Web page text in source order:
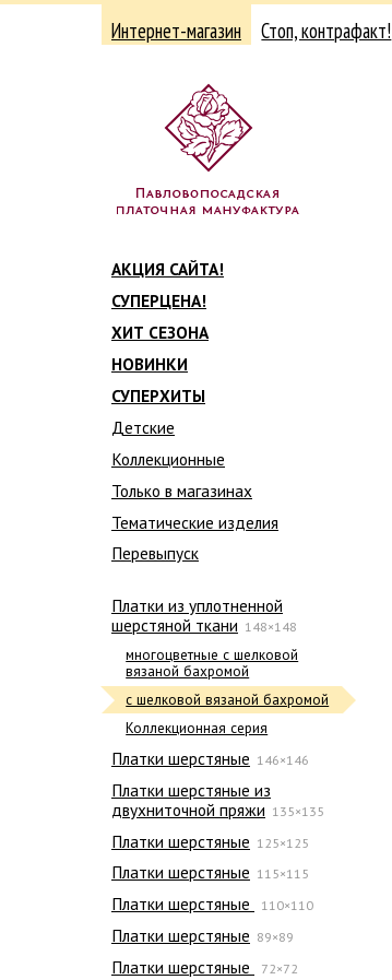
Интернет-магазин Стоп, контрафакт!
АКЦИЯ САЙТА!
СУПЕРЦЕНА!
ХИТ СЕЗОНА
НОВИНКИ
СУПЕРХИТЫ
Детские
Коллекционные
Только в магазинах
Тематические изделия
Перевыпуск
Платки из уплотненной
шерстяной ткани 148×148
многоцветные с шелковой
вязаной бахромой
с шелковой вязаной бахромой
Коллекционная серия
Платки шерстяные 146×146
Платки шерстяные из
двухниточной пряжи 135×135
Платки шерстяные 125×125
Платки шерстяные 115×115
Платки шерстяные 110×110
Платки шерстяные 89×89
Платки шерстяные 72×72